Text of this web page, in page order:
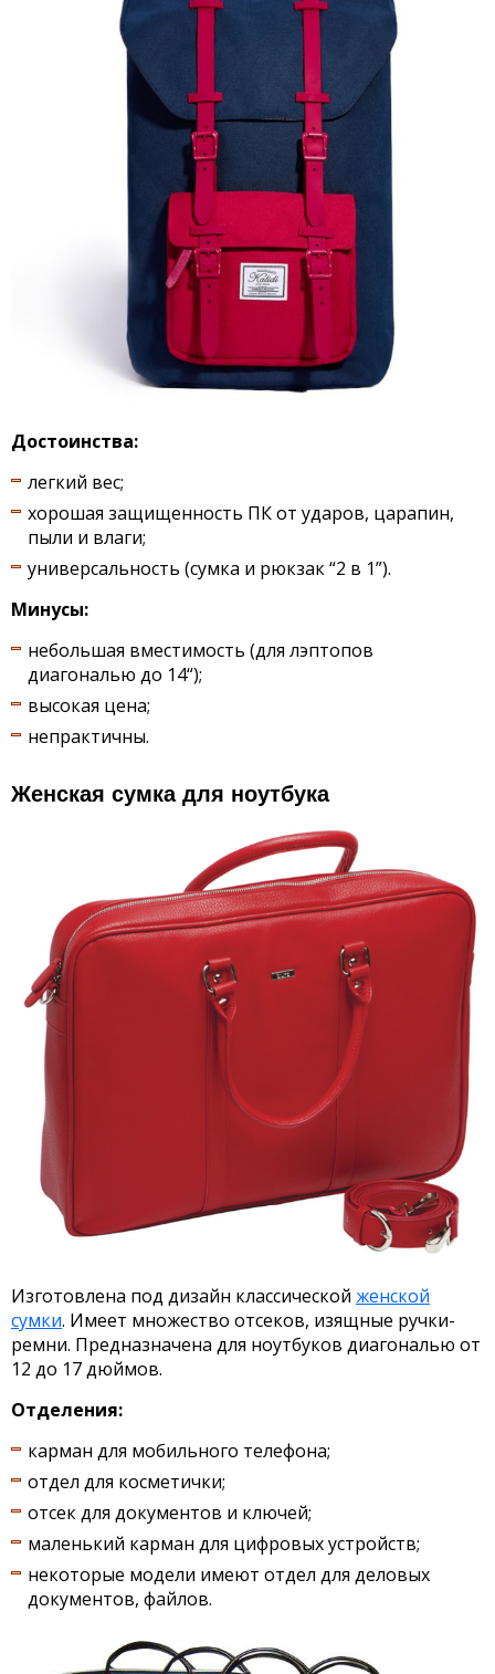
Достоинства:
легкий вес;
хорошая защищенность ПК от ударов, царапин,
пыли и влаги;
универсальность (сумка и рюкзак “2 в 1”).
Минусы:
небольшая вместимость (для лэптопов
диагональю до 14“);
высокая цена;
непрактичны.
Женская сумка для ноутбука
Изготовлена под дизайн классической женской
сумки. Имеет множество отсеков, изящные ручки-
ремни. Предназначена для ноутбуков диагональю от
12 до 17 дюймов.
Отделения:
карман для мобильного телефона;
отдел для косметички;
отсек для документов и ключей;
маленький карман для цифровых устройств;
некоторые модели имеют отдел для деловых
документов, файлов.